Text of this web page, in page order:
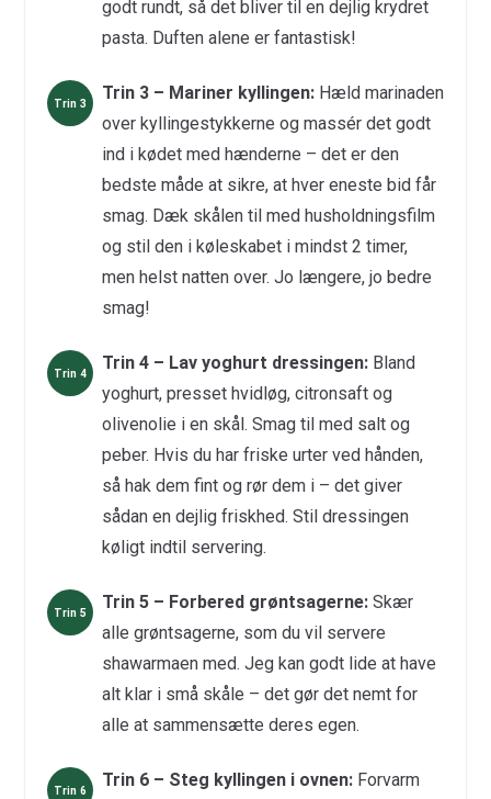
godt rundt, så det bliver til en dejlig krydret
pasta. Duften alene er fantastisk!
Trin 3 – Mariner kyllingen:Hæld marinaden
over kyllingestykkerne og massér det godt
ind i kødet med hænderne – det er den
bedste måde at sikre, at hver eneste bid får
smag. Dæk skålen til med husholdningsfilm
og stil den i køleskabet i mindst 2 timer,
men helst natten over. Jo længere, jo bedre
smag!
Trin 4 – Lav yoghurt dressingen:Bland
yoghurt, presset hvidløg, citronsaft og
olivenolie i en skål. Smag til med salt og
peber. Hvis du har friske urter ved hånden,
så hak dem fint og rør dem i – det giver
sådan en dejlig friskhed. Stil dressingen
køligt indtil servering.
Trin 5 – Forbered grøntsagerne:Skær
alle grøntsagerne, som du vil servere
shawarmaen med. Jeg kan godt lide at have
alt klar i små skåle – det gør det nemt for
alle at sammensætte deres egen.
Trin 6 – Steg kyllingen i ovnen:Forvarm